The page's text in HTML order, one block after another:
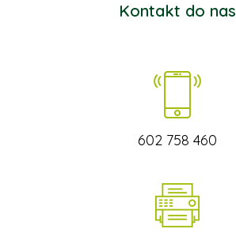
Kontakt do nas
602 758 460